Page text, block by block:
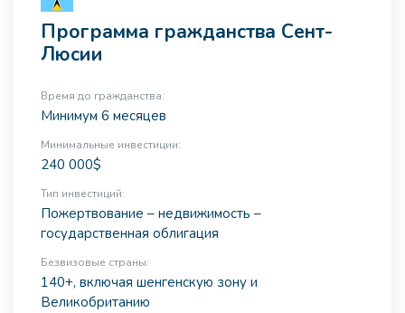
Программа гражданства Сент-
Люсии
Время до гражданства:
Минимум 6 месяцев
Минимальные инвестиции:
240 000$
Тип инвестиций:
Пожертвование – недвижимость –
государственная облигация
Безвизовые страны:
140+, включая шенгенскую зону и
Великобританию